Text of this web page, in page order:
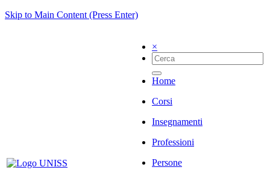
Skip to Main Content (Press Enter)
×
Home
Corsi
Insegnamenti
Professioni
Persone